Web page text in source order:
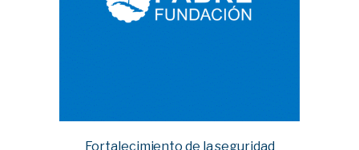
Fortalecimiento de la seguridad